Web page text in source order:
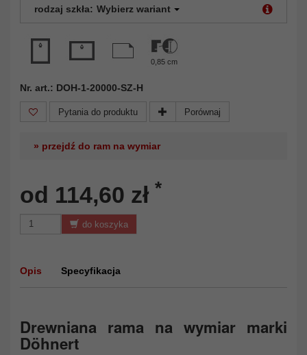
rodzaj szkła: Wybierz wariant
0,85 cm
Nr. art.: DOH-1-20000-SZ-H
Pytania do produktu Porównaj
» przejdź do ram na wymiar
od 114,60 zł *
do koszyka
Opis Specyfikacja
Drewniana rama na wymiar marki
Döhnert